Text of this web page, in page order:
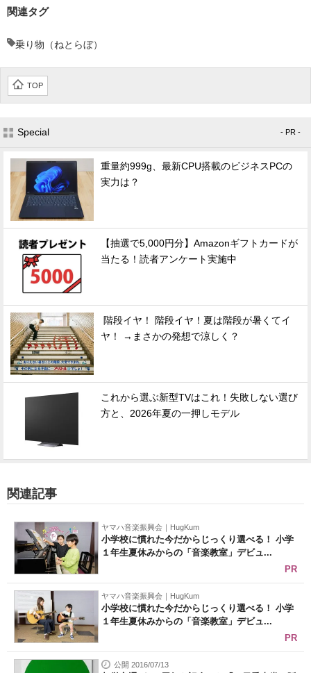
関連タグ
乗り物（ねとらぼ）
TOP
Special - PR -
重量約999g、最新CPU搭載のビジネスPCの
実力は？
【抽選で5,000円分】Amazonギフトカードが
当たる！読者アンケート実施中
階段イヤ！ 階段イヤ！夏は階段が暑くてイ
ヤ！ →まさかの発想で涼しく？
これから選ぶ新型TVはこれ！失敗しない選び
方と、2026年夏の一押しモデル
関連記事
ヤマハ音楽振興会｜HugKum
小学校に慣れた今だからじっくり選べる！ 小学
１年生夏休みからの「音楽教室」デビュ...
PR
ヤマハ音楽振興会｜HugKum
小学校に慣れた今だからじっくり選べる！ 小学
１年生夏休みからの「音楽教室」デビュ...
PR
公開 2016/07/13